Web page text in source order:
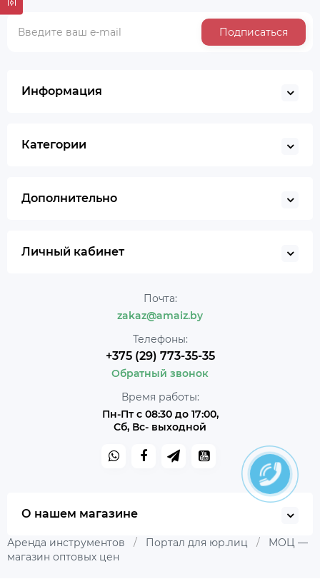
Выбор покупателей
Ведро строительное 12л, ПРЕМИУМ, арт. 0201 БЕЗ
5.50BYN
Подписаться
Информация
Категории
Дополнительно
Личный кабинет
Почта:
zakaz@amaiz.by
Телефоны:
+375 (29) 773-35-35
Обратный звонок
Время работы:
Пн-Пт с 08:30 до 17:00,
Сб, Вс- выходной
О нашем магазине
Аренда инструментов / Портал для юр.лиц /
МОЦ —
магазин оптовых цен